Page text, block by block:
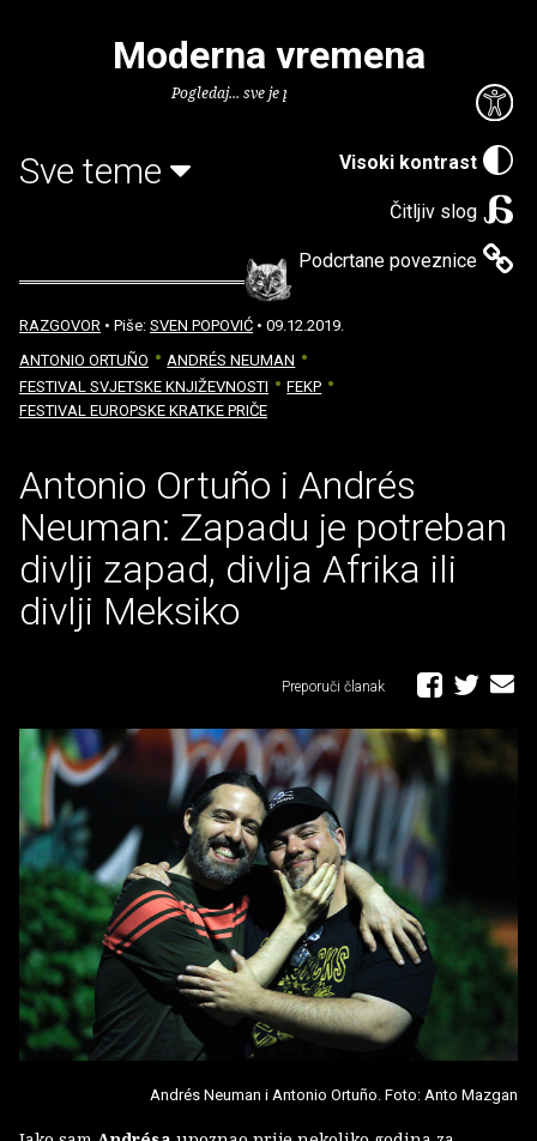
Visoki kontrast
Čitljiv slog
Podcrtane poveznice
Moderna vremena
Pogledaj... sve je puno knjiga.
Sve teme
RAZGOVOR • Piše: SVEN POPOVIĆ • 09.12.2019.
ANTONIO ORTUÑO
ANDRÉS NEUMAN
FESTIVAL SVJETSKE KNJIŽEVNOSTI
FEKP
FESTIVAL EUROPSKE KRATKE PRIČE
Antonio Ortuño i Andrés
Neuman: Zapadu je potreban
divlji zapad, divlja Afrika ili
divlji Meksiko
Preporuči članak
Andrés Neuman i Antonio Ortuño. Foto: Anto Mazgan